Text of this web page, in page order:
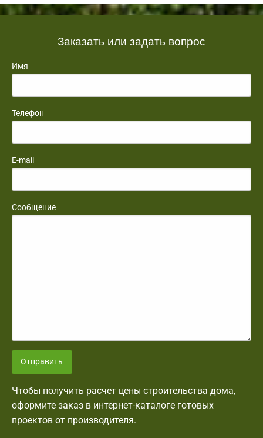
Заказать или задать вопрос
Имя
Телефон
E-mail
Сообщение
Отправить
Чтобы получить расчет цены строительства дома,
оформите заказ в интернет-каталоге готовых
проектов от производителя.